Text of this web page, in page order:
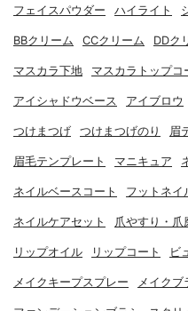
フェイスパウダー ハイライト
BBクリーム CCクリーム DDク
マスカラ下地 マスカラトップコ
アイシャドウベース アイブロウ
つけまつげ つけまつげのり 眉
眉毛テンプレート マニキュア
ネイルベースコート フットネイ
ネイルケアセット 爪やすり・爪
リップオイル リップコート ビ
メイクキープスプレー メイクブ